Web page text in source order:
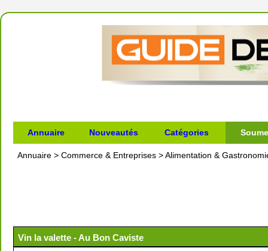
Annuaire Nouveautés Catégories
Annuaire > Commerce & Entreprises >Alimentation &
Vin la valette - Au Bon Caviste